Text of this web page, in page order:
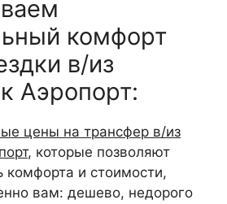
комфорт
в/из
Аэропорт:
цены на трансфер в/из
, которые позволяют
комфорта и стоимости,
вам: дешево, недорого